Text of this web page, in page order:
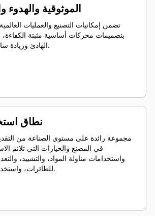
الموثوقية والهدوء
تضمن إمكانيات التصنيع والعمليات
بتصميمات محركات أساسية مثبتة الكفاءة،
الهادئ وزيادة ساعات العمر الإنتاجي.
نطاق
مجموعة رائدة على مستوى الصناعة من
في المصنع والخيارات التي تلائم
واستخدامات مناولة المواد، والتشييد،
للطائرات، واستخدامات صناعية أخرى.